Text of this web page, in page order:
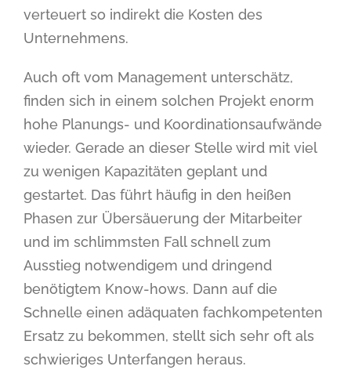
verteuert so indirekt die Kosten des
Unternehmens.
Auch oft vom Management unterschätz,
finden sich in einem solchen Projekt enorm
hohe Planungs- und Koordinationsaufwände
wieder. Gerade an dieser Stelle wird mit viel
zu wenigen Kapazitäten geplant und
gestartet. Das führt häufig in den heißen
Phasen zur Übersäuerung der Mitarbeiter
und im schlimmsten Fall schnell zum
Ausstieg notwendigem und dringend
benötigtem Know-hows. Dann auf die
Schnelle einen adäquaten fachkompetenten
Ersatz zu bekommen, stellt sich sehr oft als
schwieriges Unterfangen heraus.